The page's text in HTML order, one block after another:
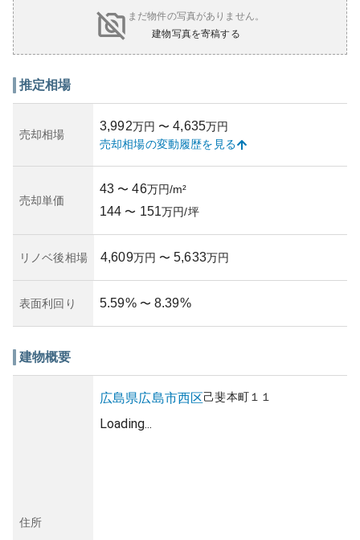
まだ物件の写真がありません。
建物写真を寄稿する
推定相場
売却相場
3,992万円 〜 4,635万円
売却相場の変動履歴を見る
売却単価
43 〜 46万円/m²
144 〜 151万円/坪
リノベ後相場 4,609万円 〜 5,633万円
表面利回り 5.59% 〜 8.39%
建物概要
住所
広島県広島市西区己斐本町１１
Loading...